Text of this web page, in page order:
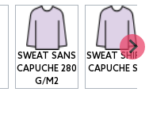
SWEAT SANS
CAPUCHE 280
G/M2
SWEAT SHIRT
CAPUCHE SG